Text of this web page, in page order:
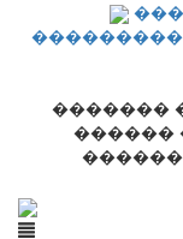
�������
������